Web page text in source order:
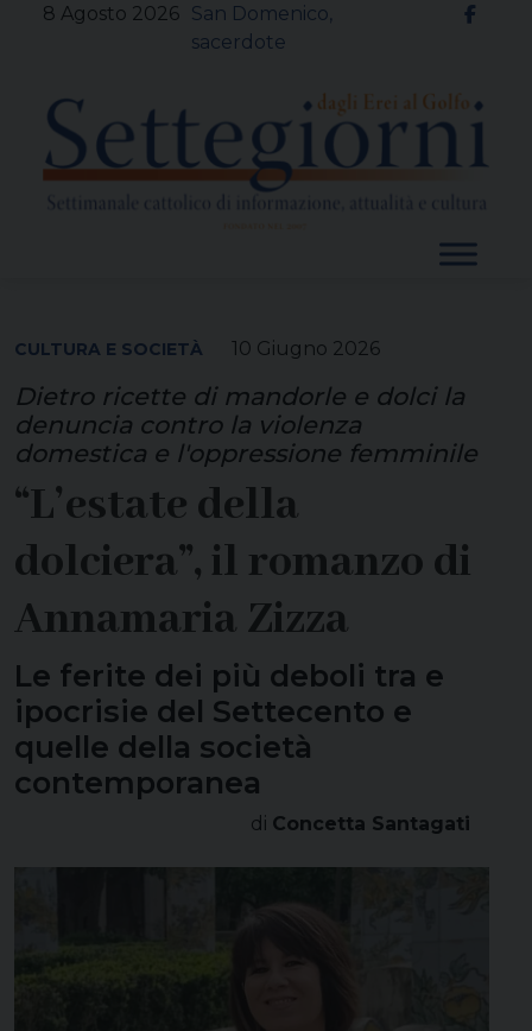
8 Agosto 2026 San Domenico,
sacerdote
10 Giugno 2026
CULTURA E SOCIETÀ
Dietro ricette di mandorle e dolci la
denuncia contro la violenza
domestica e l'oppressione femminile
“L’estate della
dolciera”, il romanzo di
Annamaria Zizza
Le ferite dei più deboli tra e
ipocrisie del Settecento e
quelle della società
contemporanea
di Concetta Santagati